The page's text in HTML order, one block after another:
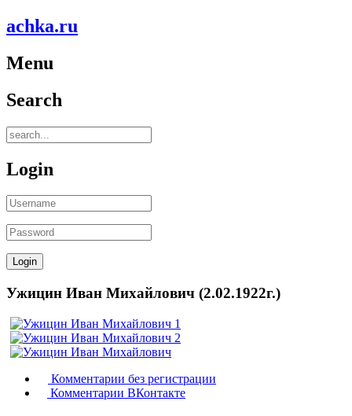
achka.ru
Menu
Search
Login
Ужицин Иван Михайлович (2.02.1922г.)
Комментарии без регистрации
Комментарии ВКонтакте